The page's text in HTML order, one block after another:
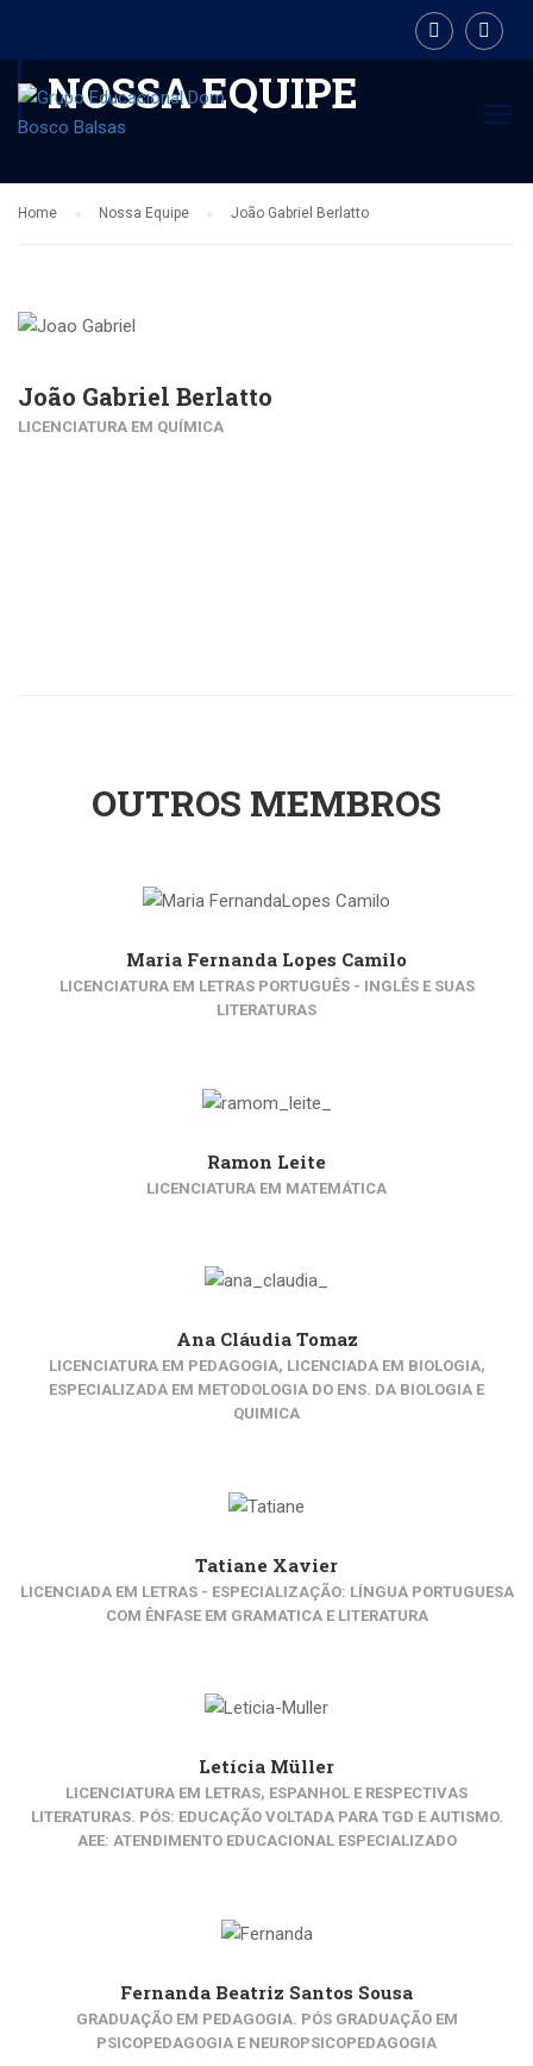
NOSSA EQUIPE
Home Nossa Equipe João Gabriel Berlatto
João Gabriel Berlatto
LICENCIATURA EM QUÍMICA
OUTROS MEMBROS
Maria Fernanda Lopes Camilo
LICENCIATURA EM LETRAS PORTUGUÊS - INGLÊS E SUAS
LITERATURAS
Ramon Leite
LICENCIATURA EM MATEMÁTICA
Ana Cláudia Tomaz
LICENCIATURA EM PEDAGOGIA, LICENCIADA EM BIOLOGIA,
ESPECIALIZADA EM METODOLOGIA DO ENS. DA BIOLOGIA E
QUIMICA
Tatiane Xavier
LICENCIADA EM LETRAS - ESPECIALIZAÇÃO: LÍNGUA PORTUGUESA
COM ÊNFASE EM GRAMATICA E LITERATURA
Letícia Müller
LICENCIATURA EM LETRAS, ESPANHOL E RESPECTIVAS
LITERATURAS. PÓS: EDUCAÇÃO VOLTADA PARA TGD E AUTISMO.
AEE: ATENDIMENTO EDUCACIONAL ESPECIALIZADO
Fernanda Beatriz Santos Sousa
GRADUAÇÃO EM PEDAGOGIA. PÓS GRADUAÇÃO EM
PSICOPEDAGOGIA E NEUROPSICOPEDAGOGIA